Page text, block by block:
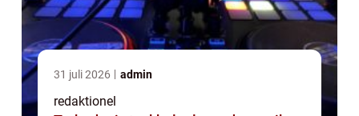
31 juli 2026 admin
redaktionel